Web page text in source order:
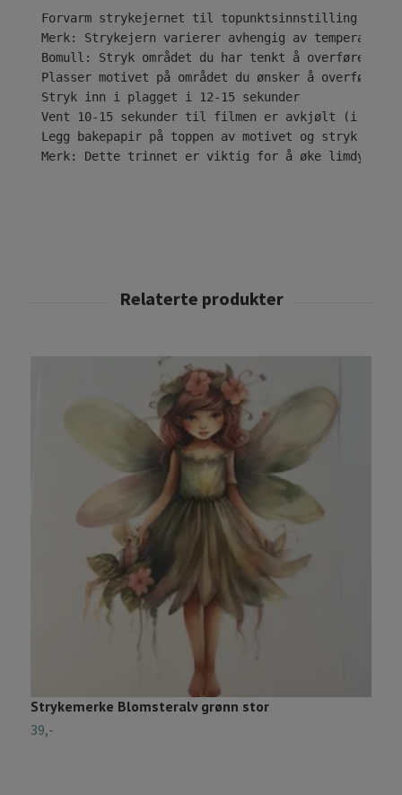
Forvarm strykejernet til topunktsinnstilling ( • •
Merk: Strykejern varierer avhengig av
Bomull: Stryk området du har tenkt å overføre
Plasser motivet på området du ønsker å overføre
Stryk inn i plagget i 12-15 sekunder
Vent 10-15 sekunder til filmen er avkjølt (i
Legg bakepapir på toppen av motivet og stryk i
Merk: Dette trinnet er viktig for å øke
Strykemerke Blomsteralv grønn stor
39,-